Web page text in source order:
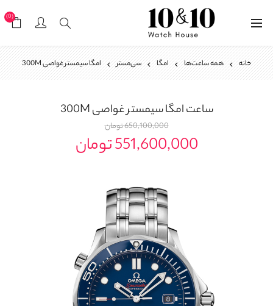
(0)
خانه همه ساعت‌ها امگا سی‌مستر امگا سیمستر غواصی 300M
ساعتامگا سیمستر غواصی 300M
650,100,000 تومان
551,600,000 تومان